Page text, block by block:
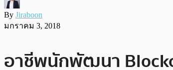
By Jiraboon
มกราคม 3, 2018
อาชีพนักพัฒนา